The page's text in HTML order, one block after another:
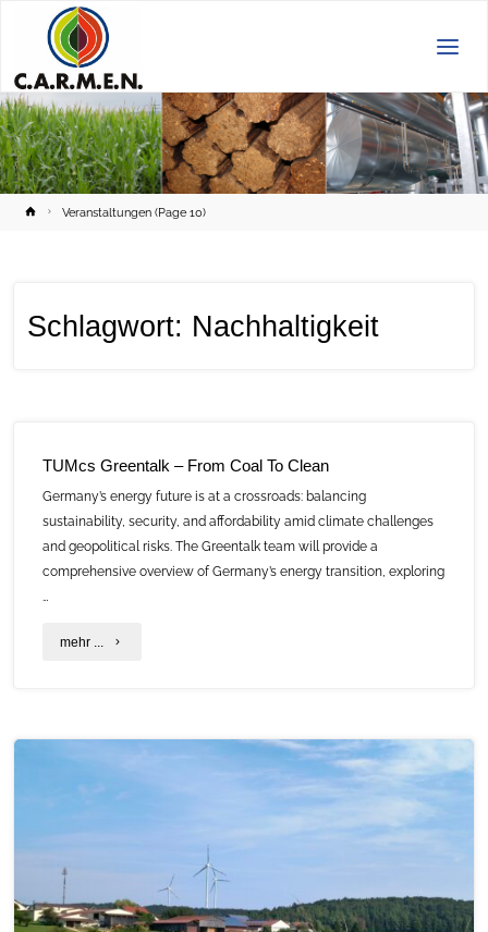
HomeVeranstaltungen(Page 10)
Schlagwort: Nachhaltigkeit
TUMcs Greentalk – From Coal To Clean
Germany’s energy future is at a crossroads: balancing
sustainability, security, and affordability amid climate challenges
and geopolitical risks. The Greentalk team will provide a
comprehensive overview of Germany’s energy transition, exploring
…
mehr ... "TUMcs